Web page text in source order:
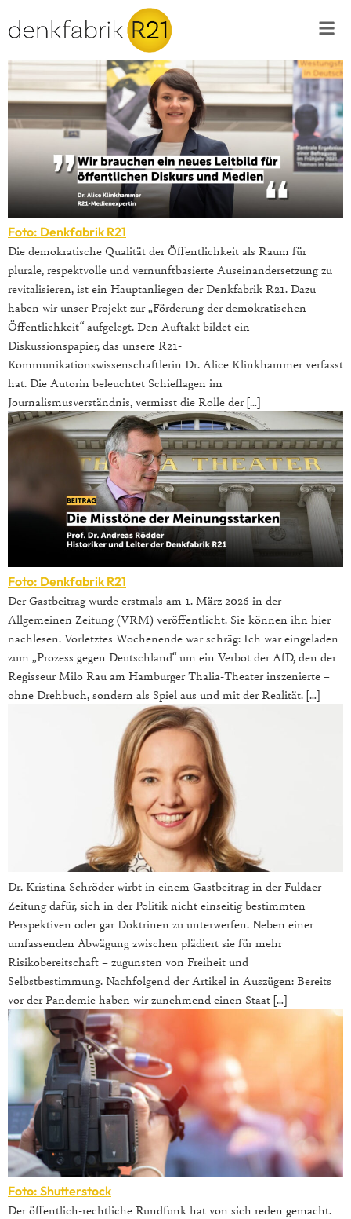
Foto: Denkfabrik R21
Die demokratische Qualität der Öffentlichkeit als Raum für
plurale, respektvolle und vernunftbasierte Auseinandersetzung zu
revitalisieren, ist ein Hauptanliegen der Denkfabrik R21. Dazu
haben wir unser Projekt zur „Förderung der demokratischen
Öffentlichkeit“ aufgelegt. Den Auftakt bildet ein
Diskussionspapier, das unsere R21-
Kommunikationswissenschaftlerin Dr. Alice Klinkhammer verfasst
hat. Die Autorin beleuchtet Schieflagen im
Journalismusverständnis, vermisst die Rolle der […]
Foto: Denkfabrik R21
Der Gastbeitrag wurde erstmals am 1. März 2026 in der
Allgemeinen Zeitung (VRM) veröffentlicht. Sie können ihn hier
nachlesen. Vorletztes Wochenende war schräg: Ich war eingeladen
zum „Prozess gegen Deutschland“ um ein Verbot der AfD, den der
Regisseur Milo Rau am Hamburger Thalia-Theater inszenierte –
ohne Drehbuch, sondern als Spiel aus und mit der Realität. […]
Dr. Kristina Schröder wirbt in einem Gastbeitrag in der Fuldaer
Zeitung dafür, sich in der Politik nicht einseitig bestimmten
Perspektiven oder gar Doktrinen zu unterwerfen. Neben einer
umfassenden Abwägung zwischen plädiert sie für mehr
Risikobereitschaft – zugunsten von Freiheit und
Selbstbestimmung. Nachfolgend der Artikel in Auszügen: Bereits
vor der Pandemie haben wir zunehmend einen Staat […]
Foto: Shutterstock
Der öffentlich-rechtliche Rundfunk hat von sich reden gemacht.